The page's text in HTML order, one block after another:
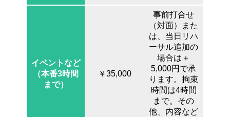
イベントなど
（本番3時間
まで）
￥35,000
事前打合せ
（対面）また
は、当日リハ
ーサル追加の
場合は＋
5,000円で承
ります。拘束
時間は4時間
まで。その
他、内容など